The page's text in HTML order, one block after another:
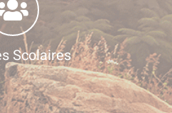
Scolaires